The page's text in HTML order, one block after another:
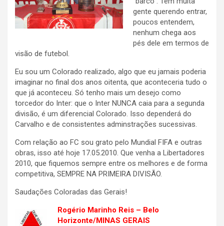
gente querendo entrar,
poucos entendem,
nenhum chega aos
pés dele em termos de
visão de futebol.
Eu sou um Colorado realizado, algo que eu jamais poderia
imaginar no final dos anos oitenta, que aconteceria tudo o
que já aconteceu. Só tenho mais um desejo como
torcedor do Inter: que o Inter NUNCA caia para a segunda
divisão, é um diferencial Colorado. Isso dependerá do
Carvalho e de consistentes adminstrações sucessivas.
Com relação ao FC sou grato pelo Mundial FIFA e outras
obras, isso até hoje 17.05.2010. Que venha a Libertadores
2010, que fiquemos sempre entre os melhores e de forma
competitiva, SEMPRE NA PRIMEIRA DIVISÃO.
Saudações Coloradas das Gerais!
Rogério Marinho Reis – Belo
Horizonte/MINAS GERAIS